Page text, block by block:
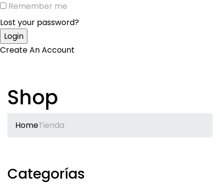
Remember me
Lost your password?
Create An Account
Shop
HomeTienda
Categorías